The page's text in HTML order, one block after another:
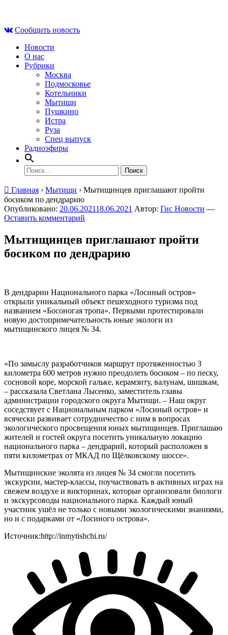
contentСообщить новость
Новости
О нас
Рубрики
Москва
Подмосковье
Котельники
Мытищи
Пушкино
Истра
Руза
Спец выпуск
Радиоэфиры
Найти:
Главная › Мытищи › Мытищинцев приглашают пройти
босиком по дендрарию
Опубликовано: 20.06.202118.06.2021 Автор: Гис Новости —
Оставить комментарий
Мытищинцев приглашают пройти
босиком по дендрарию
В дендрарии Национального парка «Лосиный остров»
открыли уникальный объект пешеходного туризма под
названием «Босоногая тропа». Первыми протестировали
новую достопримечательность юные экологи из
мытищинского лицея № 34.
«По замыслу разработчиков маршрут протяженностью 3
километра 600 метров нужно преодолеть босиком – по песку,
сосновой коре, морской гальке, керамзиту, валунам, шишкам,
– рассказала Светлана Лысенко, заместитель главы
администрации городского округа Мытищи. – Наш округ
соседствует с Национальным парком «Лосиный остров» и
всячески развивает сотрудничество с ним в вопросах
экологического просвещения юных мытищинцев. Приглашаю
жителей и гостей округа посетить уникальную локацию
национального парка – дендрарий, который расположен в
пяти километрах от МКАД по Щёлковскому шоссе».
Мытищинские эколята из лицея № 34 смогли посетить
экскурсии, мастер-классы, поучаствовать в активных играх на
свежем воздухе и викторинах, которые организовали биологи
и экскурсоводы национального парка. Каждый юный
участник ушёл не только с новыми экологическими знаниями,
но и с подарками от «Лосиного острова».
Источник:http://inmytishchi.ru/